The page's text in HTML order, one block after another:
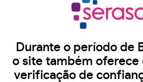
Durante o período de
o site também oferece
verificação de